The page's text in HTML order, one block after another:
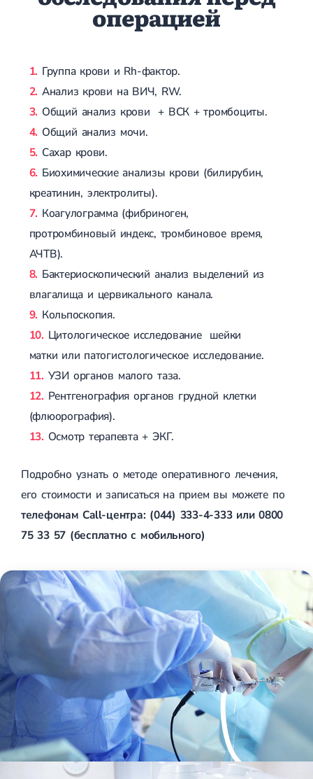
операцией
Группа крови и Rh-фактор.
Анализ крови на ВИЧ, RW.
Общий анализ крови + ВСК + тромбоциты.
Общий анализ мочи.
Сахар крови.
Биохимические анализы крови (билирубин,
креатинин, электролиты).
Коагулограмма (фибриноген,
протромбиновый индекс, тромбиновое время,
АЧТВ).
Бактериоскопический анализ выделений из
влагалища и цервикального канала.
Кольпоскопия.
Цитологическое исследование шейки
матки или патогистологическое исследование.
УЗИ органов малого таза.
Рентгенография органов грудной клетки
(флюорография).
Осмотр терапевта + ЭКГ.
Подробно узнать о методе оперативного лечения,
его стоимости и записаться на прием вы можете по
телефонам Call-центра: (044) 333-4-333 или 0800
75 33 57 (бесплатно с мобильного)